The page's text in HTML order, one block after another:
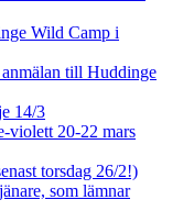
Wild Camp i
till Huddinge
14/3
violett 20-22 mars
torsdag 26/2!)
som lämnar